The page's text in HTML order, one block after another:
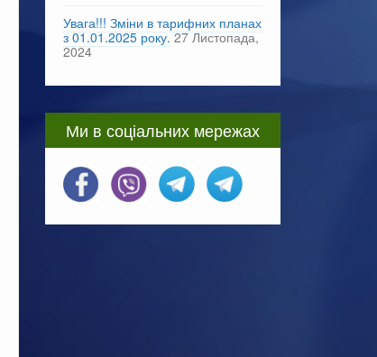
Увага!!! Зміни в тарифних планах
з 01.01.2025 року. 27 Листопада,
2024
Ми в соціальних мережах